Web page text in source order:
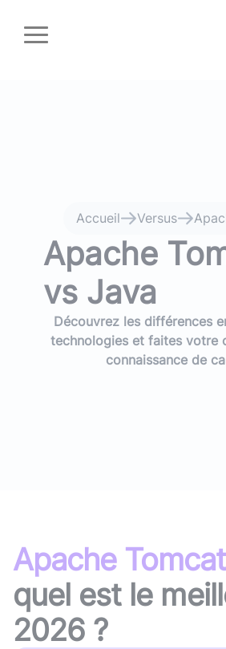
Accueil Versus
Apache
vs Java
Découvrez les différences
technologies et faites votre
connaissance de
Apache Tomcat
quel est le
2026 ?